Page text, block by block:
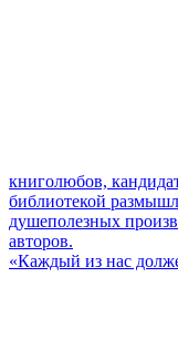
книголюбов,
библиотекой
душеполезных
авторов.
«Каждый из нас